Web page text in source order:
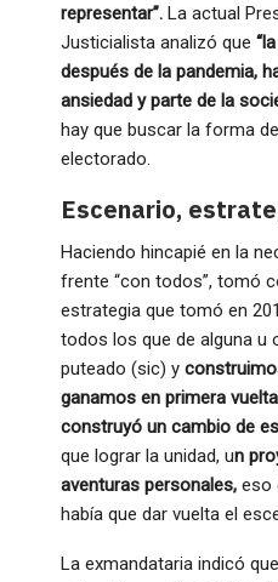
representar”. La actual
Justicialista analizó que
después de la pandemia,
ansiedad y parte de la
hay que buscar la forma
electorado.
Escenario,
Haciendo hincapié en la
frente “con todos”, tomó
estrategia que tomó en
todos los que de alguna u
puteado (sic) y
ganamos en primera vuelta
construyó un cambio de
que lograr la unidad, un
aventuras personales, eso
había que dar vuelta el
La exmandataria indicó